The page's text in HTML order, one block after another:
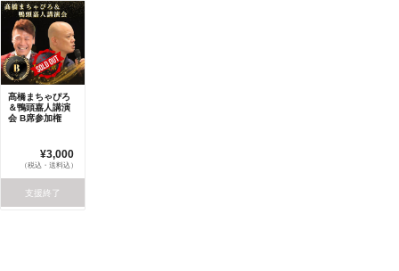
髙橋まちゃぴろ
＆鴨頭嘉人講演
会 B席参加権
¥3,000
（税込・送料込）
支援終了